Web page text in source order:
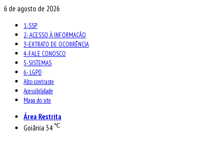
6 de agosto de 2026
1-SSP
2- ACESSO À INFORMAÇÃO
3-EXTRATO DE OCORRÊNCIA
4-FALE CONOSCO
5-SISTEMAS
6- LGPD
Alto contraste
Acessibilidade
Mapa do site
Área Restrita
Goiânia 34℃